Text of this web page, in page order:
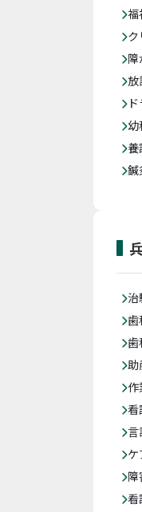
福
ク
放
幼
鍼
治
歯
歯
助
作
看
言
ケ
看